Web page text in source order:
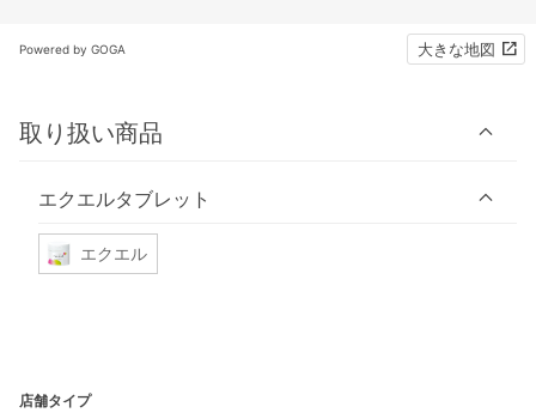
Powered by GOGA 大きな地図
取り扱い商品
エクエルタブレット
エクエル
店舗タイプ